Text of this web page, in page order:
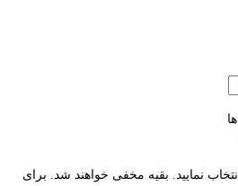
نمایید. بقیه مخفی خواهند شد. برای